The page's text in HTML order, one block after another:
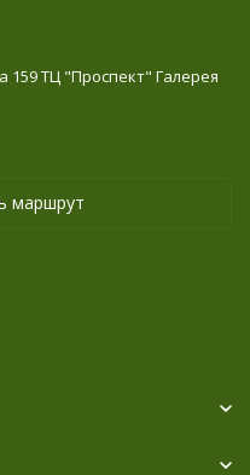
159 ТЦ "Проспект" Галерея
маршрут